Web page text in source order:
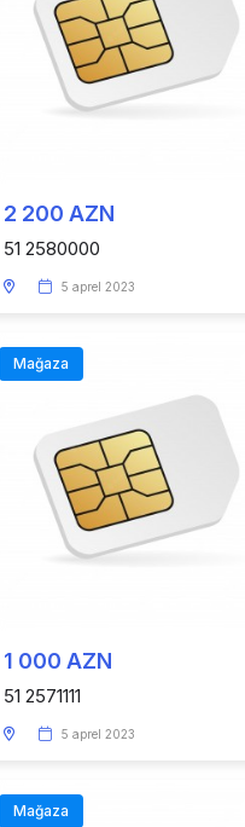
2 200 AZN
51 2580000
5 aprel 2023
Mağaza
1 000 AZN
51 2571111
5 aprel 2023
Mağaza